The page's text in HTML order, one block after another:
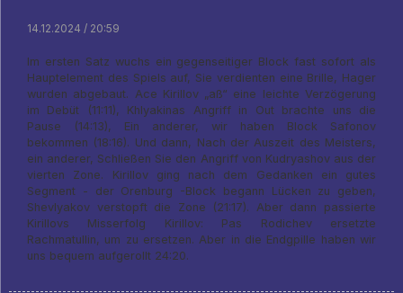
14.12.2024 / 20:59
Im ersten Satz wuchs ein gegenseitiger Block fast sofort als
Hauptelement des Spiels auf, Sie verdienten eine Brille, Hager
wurden abgebaut. Ace Kirillov „aß“ eine leichte Verzögerung
im Debüt (11:11), Khlyakinas Angriff in Out brachte uns die
Pause (14:13), Ein anderer, wir haben Block Safonov
bekommen (18:16). Und dann, Nach der Auszeit des Meisters,
ein anderer, Schließen Sie den Angriff von Kudryashov aus der
vierten Zone. Kirillov ging nach dem Gedanken ein gutes
Segment - der Orenburg -Block begann Lücken zu geben,
Shevlyakov verstopft die Zone (21:17). Aber dann passierte
Kirillovs Misserfolg Kirillov: Pas Rodichev ersetzte
Rachmatullin, um zu ersetzen. Aber in die Endgpille haben wir
uns bequem aufgerollt 24:20.